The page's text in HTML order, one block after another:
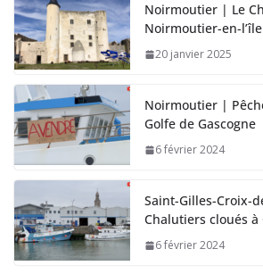
Noirmoutier | Le
Noirmoutier-en-l’île
20 janvier 2025
Noirmoutier |
Golfe de Gascogne
6 février 2024
Saint-Gilles-Croix-
Chalutiers cloués à
6 février 2024